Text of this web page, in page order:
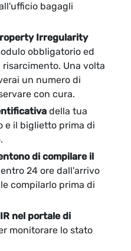
bagagli
Irregularity
obbligatorio ed
Una volta
un numero di
con cura.
della tua
e il biglietto prima di
di compilare il
24 ore dall'arrivo
compilarlo prima di
nel portale di
monitorare lo stato